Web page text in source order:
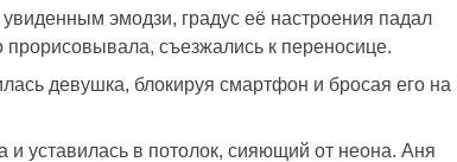
эмодзи, градус её настроения падал
съезжались к переносице.
девушка, блокируя смартфон и бросая его на
и уставилась в потолок, сияющий от неона. Аня